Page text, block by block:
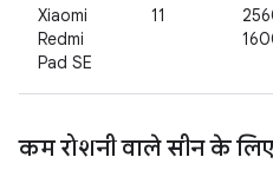
Xiaomi
Redmi
Pad SE
11
कम रोशनी वाले सीन के